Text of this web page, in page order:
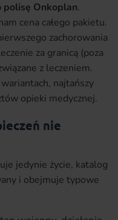
polisę Onkoplan.
cena całego pakietu.
zachorowania
za granicą (poza
z leczeniem.
najtańszy
opieki medycznej.
nie
jedynie życie, katalog
i obejmuje typowe